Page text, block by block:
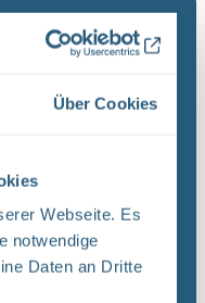
Über Cookies
Webseite. Es
notwendige
Daten an Dritte
zu den
Mitarbeiter
stehen für alle
zur Verfügung.
der
Anwendung
Besucher
die laufenden